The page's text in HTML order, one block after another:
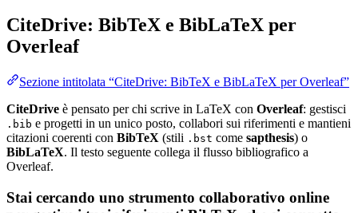
CiteDrive: BibTeX e BibLaTeX per
Overleaf
Sezione intitolata “CiteDrive: BibTeX e BibLaTeX per Overleaf”
CiteDrive è pensato per chi scrive in LaTeX con Overleaf: gestisci
.bib e progetti in un unico posto, collabori sui riferimenti e mantieni
citazioni coerenti con BibTeX (stili .bst come sapthesis) o
BibLaTeX. Il testo seguente collega il flusso bibliografico a
Overleaf.
Stai cercando uno strumento collaborativo online